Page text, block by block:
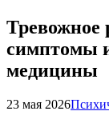
Тревожное
симптомы
медицины
23 мая 2026